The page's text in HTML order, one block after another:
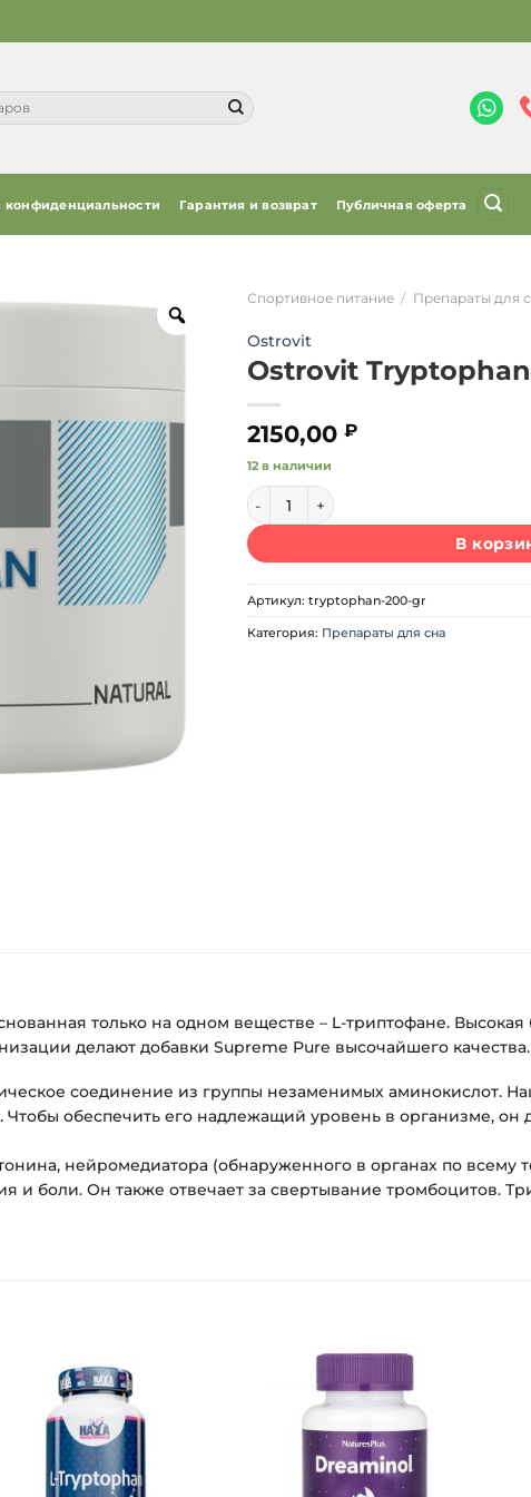
конфиденциальности Гарантия и возврат Публичная оферта
Спортивное питание / Препараты для
Ostrovit
Ostrovit
2150,00 ₽
12 в наличии
Количество товара Ostrovit
В
Артикул: tryptophan-200-gr
Категория: Препараты для сна
только на одном веществе – L-триптофане.
делают добавки Supreme Pure высочайшего качества.
соединение из группы незаменимых аминокислот.
Чтобы обеспечить его надлежащий уровень в организме, он
нейромедиатора (обнаруженного в органах по всему
и боли. Он также отвечает за свертывание тромбоцитов.
Добавить
в список
желаний